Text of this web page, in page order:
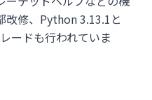
改修、Python 3.13.1と
ードも行われていま